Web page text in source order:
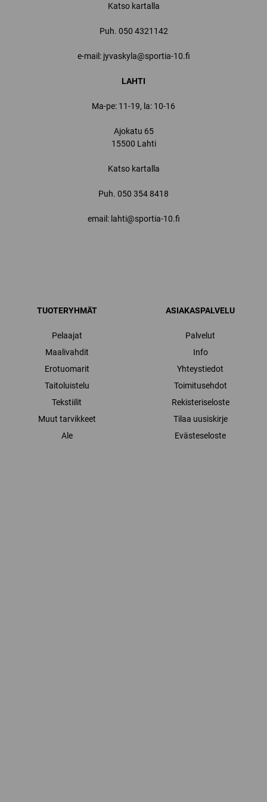
Katso kartalla
Puh. 050 4321142
e-mail: jyvaskyla@sportia-10.fi
LAHTI
Ma-pe: 11-19, la: 10-16
Ajokatu 65
15500 Lahti
Katso kartalla
Puh. 050 354 8418
email: lahti@sportia-10.fi
TUOTERYHMÄT
Pelaajat
Maalivahdit
Erotuomarit
Taitoluistelu
Tekstiilit
Muut tarvikkeet
Ale
ASIAKASPALVELU
Palvelut
Info
Yhteystiedot
Toimitusehdot
Rekisteriseloste
Tilaa uusiskirje
Evästeseloste